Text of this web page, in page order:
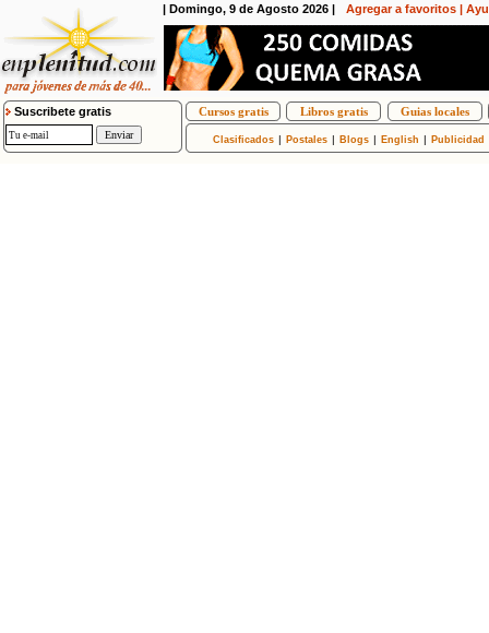
| Domingo, 9 de Agosto 2026 | Agregar a favoritos |
Suscribete gratis Cursos gratis Libros gratis Guias locales
Clasificados | Postales | Blogs | English | Publicidad